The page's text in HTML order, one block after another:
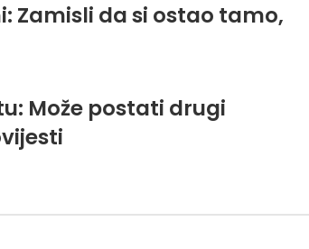
Zamisli da si ostao tamo,
Može postati drugi